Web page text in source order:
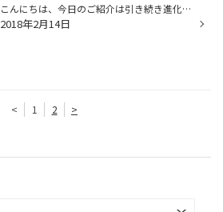
こんにちは、今日のご紹介は引き続き進化しています、ご常連様のWRX です(^^) 今日はターボのブローオフバルブ交換です。 取り替えるのはプローバ製の HPバイパスバルブです。 ↑左がプローバ製 ↑周辺配管を外してノーマルを撤去！ ↑新しいバルブを取り付け完了です☆ ブーストの立ち上がりが早くなり...
2018年2月14日
< 1 2 >